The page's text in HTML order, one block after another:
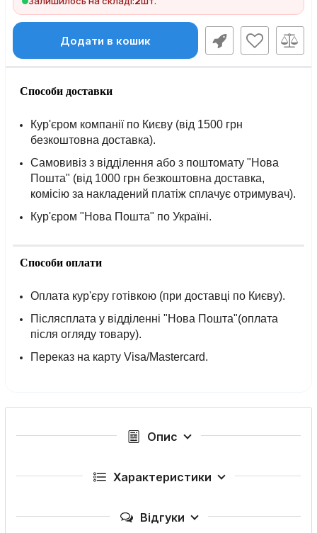
Додати в кошик
Способи доставки
Кур'єром компанії по Києву (від 1500 грн
безкоштовна доставка).
Самовивіз з відділення або з поштомату "Нова
Пошта" (від 1000 грн безкоштовна доставка,
комісію за накладений платіж сплачує отримувач).
Кур'єром "Нова Пошта" по Україні.
Способи оплати
Оплата кур'єру готівкою (при доставці по Києву).
Післясплата у відділенні "Нова Пошта"(оплата
після огляду товару).
Переказ на карту Visa/Mastercard.
Опис
Характеристики
Відгуки